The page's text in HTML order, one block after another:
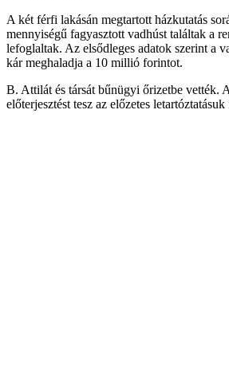
A két férfi lakásán megtartott házkutatás
mennyiségű fagyasztott vadhúst találtak a
lefoglaltak. Az elsődleges adatok szerint a
kár meghaladja a 10 millió forintot.
B. Attilát és társát bűnügyi őrizetbe vették.
előterjesztést tesz az előzetes